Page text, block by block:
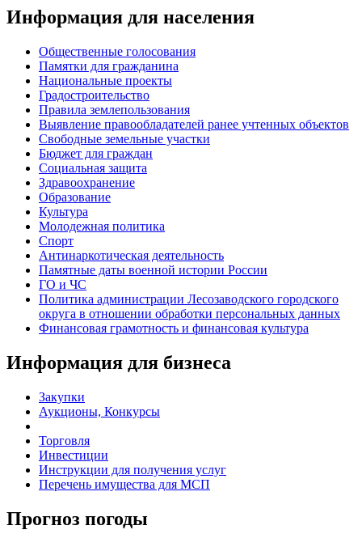
Информация для населения
Общественные голосования
Памятки для гражданина
Национальные проекты
Градостроительство
Правила землепользования
Выявление правообладателей ранее учтенных объектов
Свободные земельные участки
Бюджет для граждан
Социальная защита
Здравоохранение
Образование
Культура
Молодежная политика
Спорт
Антинаркотическая деятельность
Памятные даты военной истории России
ГО и ЧС
Политика администрации Лесозаводского городского
округа в отношении обработки персональных данных
Финансовая грамотность и финансовая культура
Информация для бизнеса
Закупки
Аукционы, Конкурсы
Торговля
Инвестиции
Инструкции для получения услуг
Перечень имущества для МСП
Прогноз погоды